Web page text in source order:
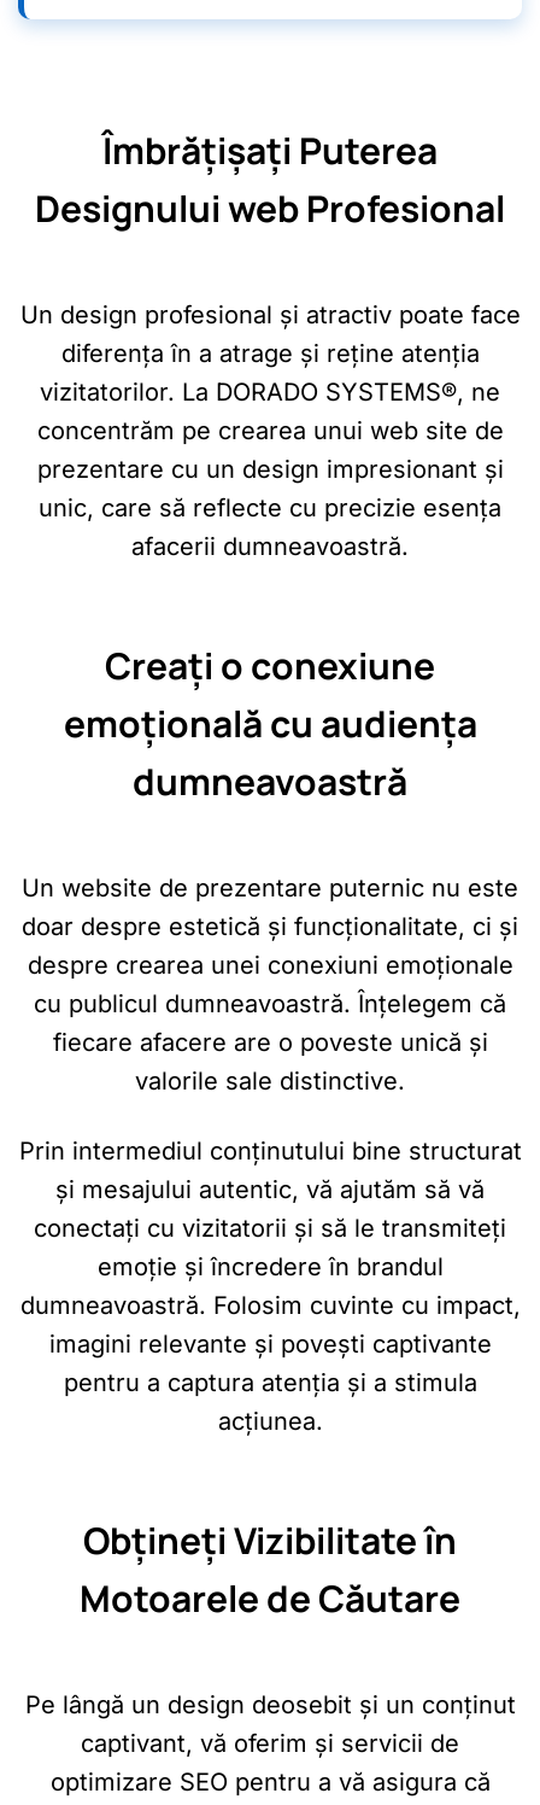
Îmbrățișați Puterea
Designului web Profesional
Un design profesional și atractiv poate face
diferența în a atrage și reține atenția
vizitatorilor. La DORADO SYSTEMS®, ne
concentrăm pe crearea unui web site de
prezentare cu un design impresionant și
unic, care să reflecte cu precizie esența
afacerii dumneavoastră.
Creați o conexiune
emoțională cu audiența
dumneavoastră
Un website de prezentare puternic nu este
doar despre estetică și funcționalitate, ci și
despre crearea unei conexiuni emoționale
cu publicul dumneavoastră. Înțelegem că
fiecare afacere are o poveste unică și
valorile sale distinctive.
Prin intermediul conținutului bine structurat
și mesajului autentic, vă ajutăm să vă
conectați cu vizitatorii și să le transmiteți
emoție și încredere în brandul
dumneavoastră. Folosim cuvinte cu impact,
imagini relevante și povești captivante
pentru a captura atenția și a stimula
acțiunea.
Obțineți Vizibilitate în
Motoarele de Căutare
Pe lângă un design deosebit și un conținut
captivant, vă oferim și servicii de
optimizare SEO pentru a vă asigura că